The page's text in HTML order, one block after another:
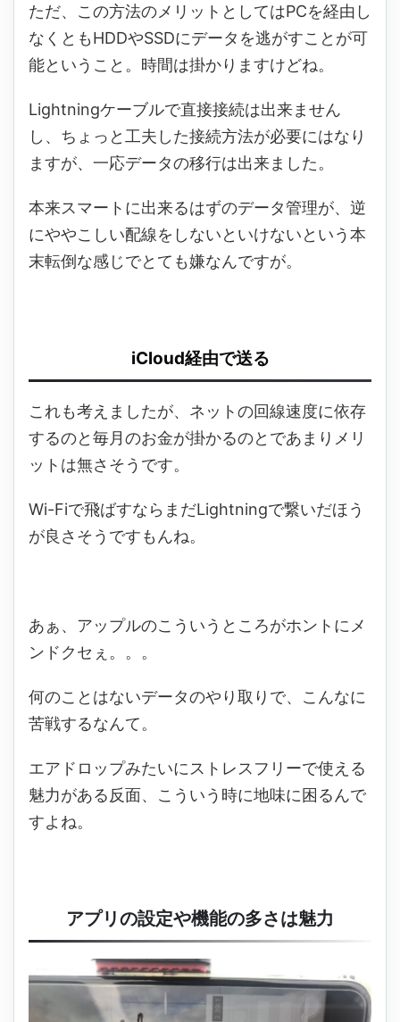
ただ、この方法のメリットとしてはPCを経由し
なくともHDDやSSDにデータを逃がすことが可
能ということ。時間は掛かりますけどね。
Lightningケーブルで直接接続は出来ません
し、ちょっと工夫した接続方法が必要にはなり
ますが、一応データの移行は出来ました。
本来スマートに出来るはずのデータ管理が、逆
にややこしい配線をしないといけないという本
末転倒な感じでとても嫌なんですが。
iCloud経由で送る
これも考えましたが、ネットの回線速度に依存
するのと毎月のお金が掛かるのとであまりメリ
ットは無さそうです。
Wi-Fiで飛ばすならまだLightningで繋いだほう
が良さそうですもんね。
あぁ、アップルのこういうところがホントにメ
ンドクセぇ。。。
何のことはないデータのやり取りで、こんなに
苦戦するなんて。
エアドロップみたいにストレスフリーで使える
魅力がある反面、こういう時に地味に困るんで
すよね。
アプリの設定や機能の多さは魅力